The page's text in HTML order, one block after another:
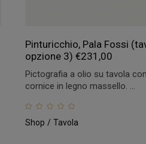
Pinturicchio, Pala Fossi
opzione 3) €231,00
Pictografia a olio su tavola con
cornice in legno massello. ...
Shop Tavola